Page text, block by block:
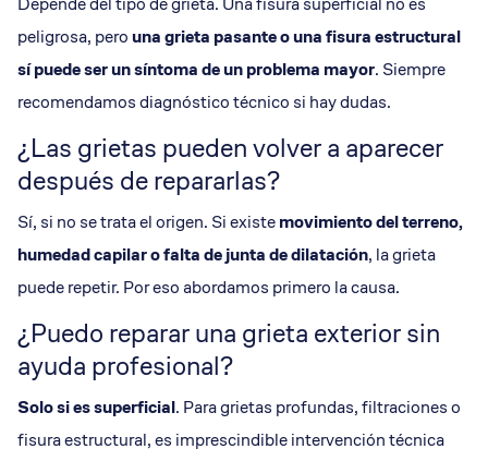
peligrosa, pero unagrieta pasanteo unafisura estructural
sí puede ser un síntoma de un problema mayor. Siempre
recomendamos diagnóstico técnico si hay dudas.
¿Las grietas pueden volver a aparecer
después de repararlas?
Sí, si no se trata el origen. Si existemovimiento del terreno,
humedad capilaro falta dejunta de dilatación, la grieta
puede repetir. Por eso abordamos primero la causa.
¿Puedo reparar una grieta exterior sin
ayuda profesional?
Solo si es superficial. Para grietas profundas, filtraciones o
fisura estructural, es imprescindible intervención técnica